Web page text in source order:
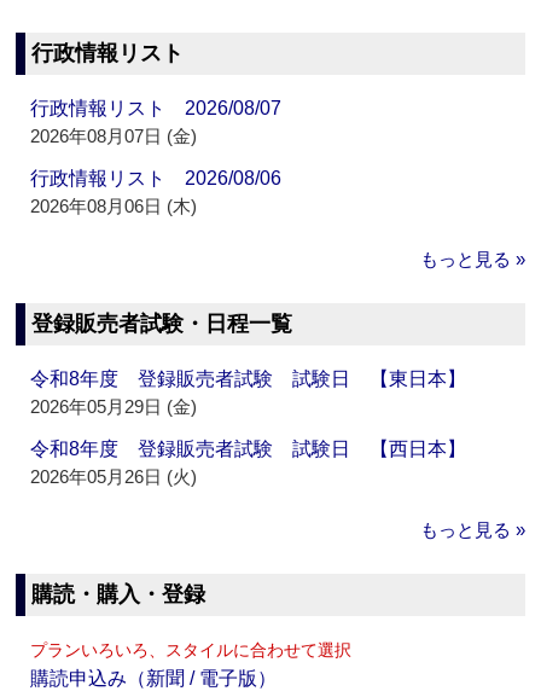
行政情報リスト
行政情報リスト 2026/08/07
2026年08月07日 (金)
行政情報リスト 2026/08/06
2026年08月06日 (木)
もっと見る »
登録販売者試験・日程一覧
令和8年度 登録販売者試験 試験日 【東日本】
2026年05月29日 (金)
令和8年度 登録販売者試験 試験日 【西日本】
2026年05月26日 (火)
もっと見る »
購読・購入・登録
プランいろいろ、スタイルに合わせて選択
購読申込み（新聞 / 電子版）